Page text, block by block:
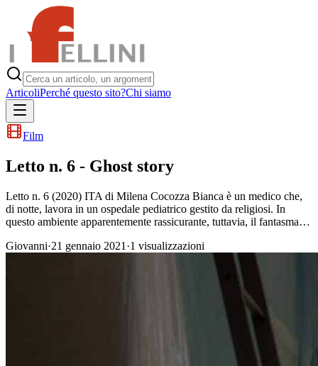
ArticoliPerché questo sito?Chi siamo
Film
Letto n. 6 - Ghost story
Letto n. 6 (2020) ITA di Milena Cocozza Bianca è un medico che,
di notte, lavora in un ospedale pediatrico gestito da religiosi. In
questo ambiente apparentemente rassicurante, tuttavia, il fantasma…
Giovanni·21 gennaio 2021 ·1 visualizzazioni